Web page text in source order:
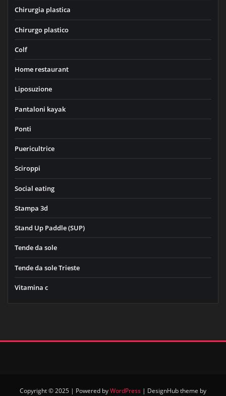
Chirurgia plastica
Chirurgo plastico
Colf
Home restaurant
Liposuzione
Pantaloni kayak
Ponti
Puericultrice
Sciroppi
Social eating
Stampa 3d
Stand Up Paddle (SUP)
Tende da sole
Tende da sole Trieste
Vitamina c
Copyright © 2025 | Powered byWordPress | DesignHub theme by